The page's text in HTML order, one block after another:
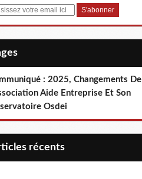
: 2025, Changements De
Aide Entreprise Et Son
Osdei
récents